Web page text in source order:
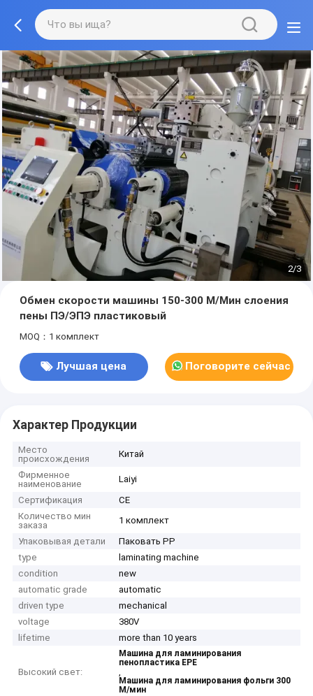
2/3
Обмен скорости машины 150-300 М/Мин слоения
пены ПЭ/ЭПЭ пластиковый
MOQ：1 комплект
Лучшая цена Поговорите сейчас
Характер Продукции
Место
происхождения
Китай
Фирменное
наименование
Laiyi
Сертификация
CE
Количество мин
заказа
1 комплект
Упаковывая детали
Паковать PP
type
laminating machine
condition
new
automatic grade
automatic
driven type
mechanical
voltage
380V
lifetime
more than 10 years
Высокий свет:
Машина для ламинирования
пенопластика EPE
,
Машина для ламинирования фольги 300
М/мин